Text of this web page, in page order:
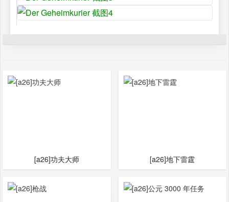
[a26]功夫大师 [a26]地下雷霆